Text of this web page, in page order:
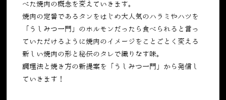
べた焼肉の概念を変えていきます。
焼肉の定番であるタンをはじめ大人気のハラミやハツを
「うしみつ一門」のホルモンだったら食べられると言っ
ていただけるように焼肉のイメージをことごとく変える
新しい焼肉の形と秘伝のタレで織りなす味。
調理法と焼き方の新提案を「うしみつ一門」から発信し
ていきます！